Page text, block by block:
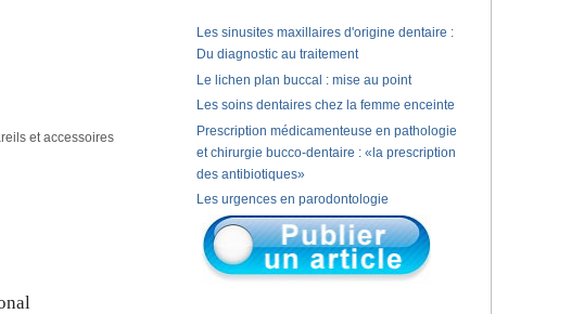
et accessoires
Les sinusites maxillaires d'origine dentaire :
Du diagnostic au traitement
Le lichen plan buccal : mise au point
Les soins dentaires chez la femme enceinte
Prescription médicamenteuse en pathologie
et chirurgie bucco-dentaire : «la prescription
des antibiotiques»
Les urgences en parodontologie